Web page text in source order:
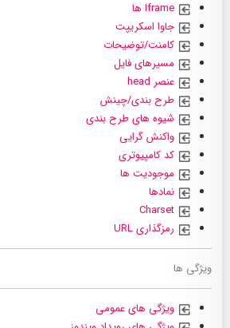
جاوا اسکریپت
کامنت/توضیحات
مسیرهای فایل
عنصر head
طرح بندی/چینش
شیوه های طرح بندی
واکنش گرایی
کد کامپیوتری
موجودیت ها
نمادها
رمزگذاری URL
ویژگی ها
ویژگی های عمومی